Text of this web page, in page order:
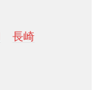
長崎